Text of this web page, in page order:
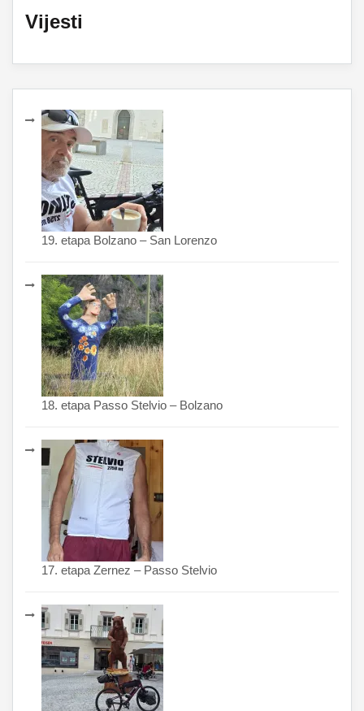
Vijesti
19. etapa Bolzano – San Lorenzo
18. etapa Passo Stelvio – Bolzano
17. etapa Zernez – Passo Stelvio